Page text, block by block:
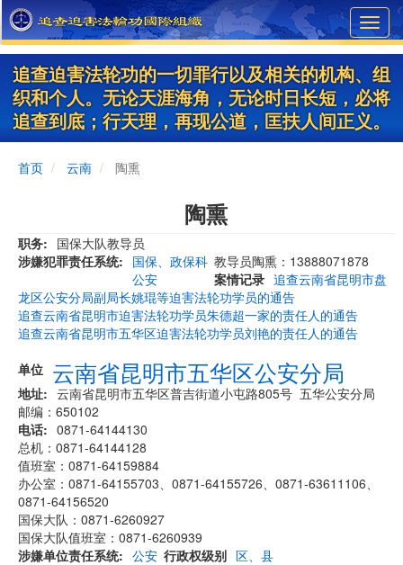
Skip
to
main
content
追查迫害法轮功的一切罪行以及相关的机构、组
织和个人。无论天涯海角，无论时日长短，必将
追查到底；行天理，再现公道，匡扶人间正义。
首页 云南 陶熏
陶熏
职务
国保大队教导员
涉嫌犯罪责任系统
国保、政保科
公安
教导员陶熏：13888071878
案情记录 追查云南省昆明市盘
龙区公安分局副局长姚琨等迫害法轮功学员的通告
追查云南省昆明市迫害法轮功学员朱德超一家的责任人的通告
追查云南省昆明市五华区迫害法轮功学员刘艳的责任人的通告
单位 云南省昆明市五华区公安分局
地址
云南省昆明市五华区普吉街道小屯路805号 五华公安分局
邮编：650102
电话
0871-64144130
总机：0871-64144128
值班室：0871-64159884
办公室：0871-64155703、0871-64155726、0871-63611106、
0871-64156520
国保大队：0871-6260927
国保大队值班室：0871-6260939
涉嫌单位责任系统
公安 行政权级别 区、县